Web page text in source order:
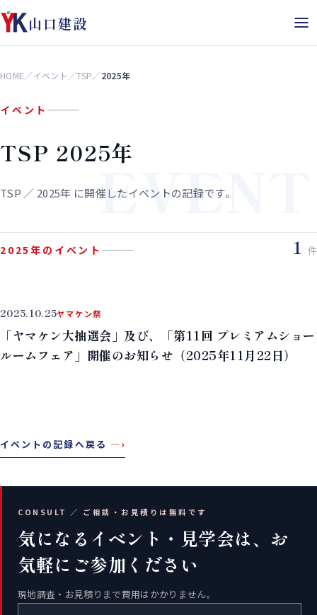
山口建設
EVENT
HOME／イベント ／TSP／2025年
イベント
TSP 2025年
TSP ／ 2025年 に開催したイベントの記録です。
2025年のイベント 1 件
2025.10.25ヤマケン祭
「ヤマケン大抽選会」及び、「第11回 プレミアムショー
ルームフェア」開催のお知らせ（2025年11月22日）
イベントの記録へ戻る —›
CONSULT ／ ご相談・お見積りは無料です
気になるイベント・見学会は、お
気軽にご参加ください
現地調査・お見積りまで費用はかかりません。